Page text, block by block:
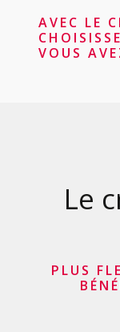
AVEC LE
VOUS
Le
PLUS